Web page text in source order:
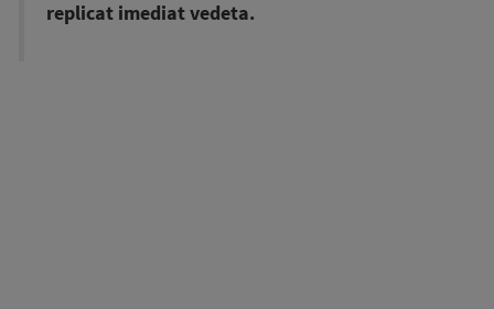
replicat imediat vedeta.